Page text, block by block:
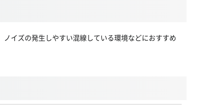
イズの発生しやすい混線している環境などにおすすめ